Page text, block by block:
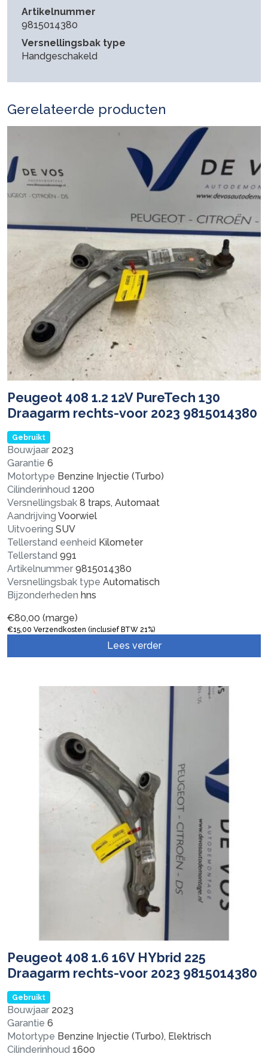
Artikelnummer
9815014380
Versnellingsbak type
Handgeschakeld
Gerelateerde producten
Peugeot 408 1.2 12V PureTech 130
Draagarm rechts-voor 2023 9815014380
Gebruikt
Bouwjaar 2023
Garantie 6
Motortype Benzine Injectie (Turbo)
Cilinderinhoud 1200
Versnellingsbak 8 traps, Automaat
Aandrijving Voorwiel
Uitvoering SUV
Tellerstand eenheid Kilometer
Tellerstand 991
Artikelnummer 9815014380
Versnellingsbak type Automatisch
Bijzonderheden hns
€80,00 (marge)
€15,00 Verzendkosten (inclusief BTW 21%)
Lees verder
Peugeot 408 1.6 16V HYbrid 225
Draagarm rechts-voor 2023 9815014380
Gebruikt
Bouwjaar 2023
Garantie 6
Motortype Benzine Injectie (Turbo), Elektrisch
Cilinderinhoud 1600